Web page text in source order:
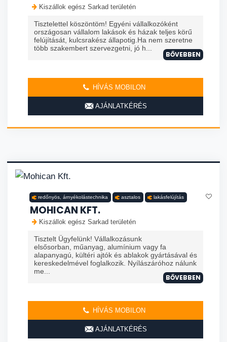
Kiszállok egész Sarkad területén
Tisztelettel köszöntöm! Egyéni vállalkozóként
országosan vállalom lakások és házak teljes körű
felújítását, kulcsrakész állapotig.Ha nem szeretne
több szakembert szervezgetni, jó h...
BŐVEBBEN
HÍVÁS MOBILON
AJÁNLATKÉRÉS
redőnyös, árnyékolástechnika asztalos lakásfelújítás
MOHICAN KFT.
Kiszállok egész Sarkad területén
Tisztelt Ügyfelünk! Vállalkozásunk
elsősorban, műanyag, alumínium vagy fa
alapanyagú, kültéri ajtók és ablakok gyártásával és
kereskedelmével foglalkozik. Nyílászáróhoz nálunk
me...
BŐVEBBEN
HÍVÁS MOBILON
AJÁNLATKÉRÉS